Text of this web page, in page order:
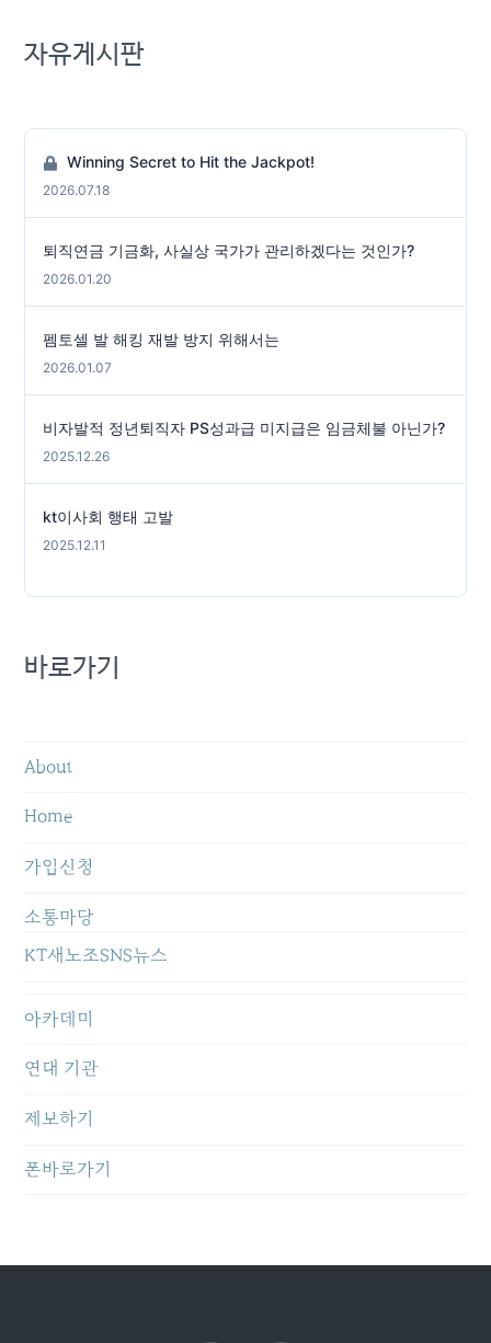
자유게시판
Winning Secret to Hit the Jackpot!
2026.07.18
퇴직연금 기금화, 사실상 국가가 관리하겠다는 것인가?
2026.01.20
펨토셀 발 해킹 재발 방지 위해서는
2026.01.07
비자발적 정년퇴직자 PS성과급 미지급은 임금체불 아닌가?
2025.12.26
kt이사회 행태 고발
2025.12.11
바로가기
About
Home
가입신청
소통마당
KT새노조SNS뉴스
아카데미
연대 기관
제보하기
폰바로가기